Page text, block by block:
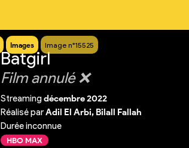
Images Image n°15525
Batgirl
Film annulé ❌
Streaming décembre 2022
Réalisé parAdil El Arbi, Bilall Fallah
Durée inconnue
HBO MAX